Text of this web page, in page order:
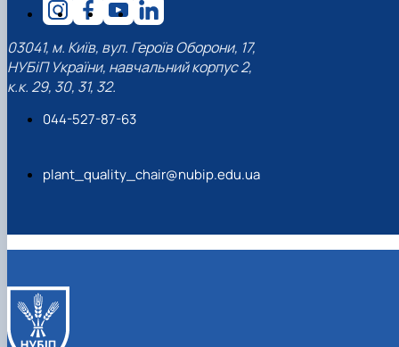
03041, м. Київ, вул. Героїв Оборони, 17,
НУБіП України, навчальний корпус 2,
к.к. 29, 30, 31, 32.
044-527-87-63
plant_quality_chair@nubip.edu.ua